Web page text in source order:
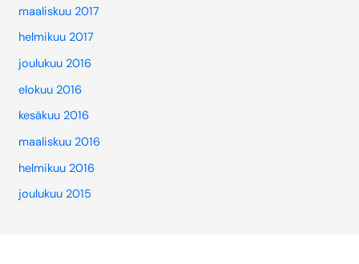
maaliskuu 2017
helmikuu 2017
joulukuu 2016
elokuu 2016
kesäkuu 2016
maaliskuu 2016
helmikuu 2016
joulukuu 2015